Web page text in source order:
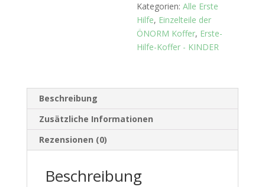
Kategorien:Alle Erste
Hilfe, Einzelteile der
ÖNORM Koffer, Erste-
Hilfe-Koffer - KINDER
Beschreibung
Zusätzliche Informationen
Rezensionen (0)
Beschreibung